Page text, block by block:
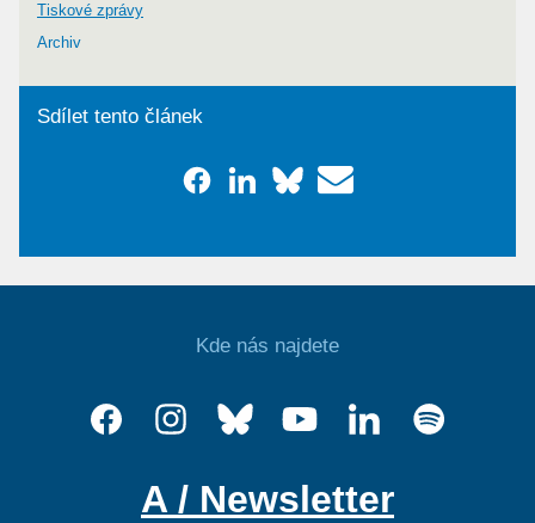
Tiskové zprávy
Archiv
Sdílet tento článek
Kde nás najdete
A / Newsletter